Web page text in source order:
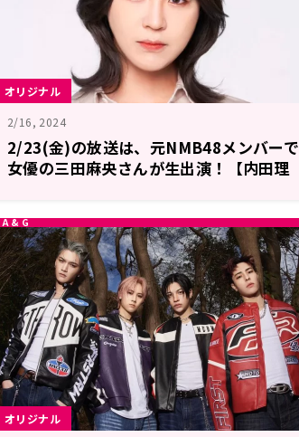
オリジナル
2/16, 2024
2/23(金)の放送は、元NMB48メンバーで
女優の三田麻央さんが生出演！【内田理
オリジナル